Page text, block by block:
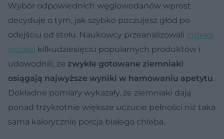
Wybór odpowiednich węglowodanów wprost
decyduje o tym, jak szybko poczujesz głód po
odejściu od stołu. Naukowcy przeanalizowali indeks
sytości kilkudziesięciu popularnych produktów i
udowodnili, że zwykłe gotowane ziemniaki
osiągają najwyższe wyniki w hamowaniu apetytu.
Dokładne pomiary wykazały, że ziemniaki dają
ponad trzykrotnie większe uczucie pełności niż taka
sama kalorycznie porcja białego chleba.